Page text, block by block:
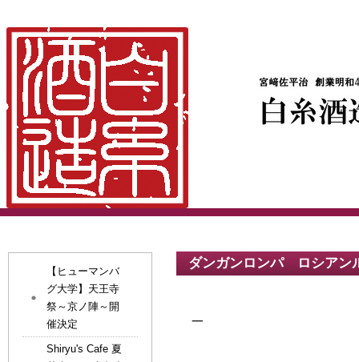
ダンガンロンパ ロシアン
【ヒューマンバ
グ大学】天王寺
祭～京ノ陣～開
催決定
Shiryu's Cafe 夏